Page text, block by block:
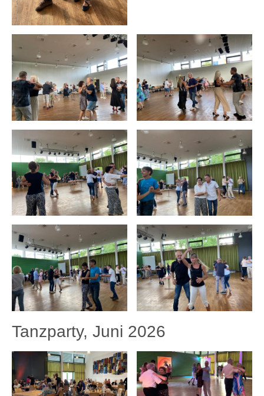
Tanzparty, Juni 2026